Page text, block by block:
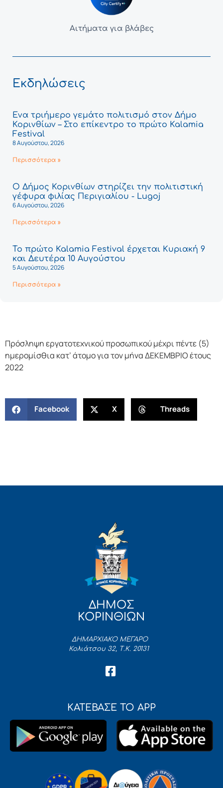
Αιτήματα για βλάβες
Εκδηλώσεις
Ένα τριήμερο γεμάτο πολιτισμό στον Δήμο
Κορινθίων – Στο επίκεντρο το πρώτο Kalamia
Festival
8 Αυγούστου, 2026
Περισσότερα »
Ο Δήμος Κορινθίων στηρίζει την πολιτιστική
γέφυρα φιλίας Περιγιαλίου - Lugoj
6 Αυγούστου, 2026
Περισσότερα »
Το πρώτο Kalamia Festival έρχεται Κυριακή 9
και Δευτέρα 10 Αυγούστου
5 Αυγούστου, 2026
Περισσότερα »
Πρόσληψη εργατοτεχνικού προσωπικού μέχρι πέντε (5)
ημερομίσθια κατ’ άτομο για τον μήνα ΔΕΚΕΜΒΡΙΟ έτους
2022
Facebook X Threads
ΔΗΜΟΣ
ΚΟΡΙΝΘΙΩΝ
ΔΗΜΑΡΧΙΑΚΟ ΜΕΓΑΡΟ
Κολιάτσου 32, Τ.Κ. 20131
ΚΑΤΕΒΑΣΕ ΤΟ APP